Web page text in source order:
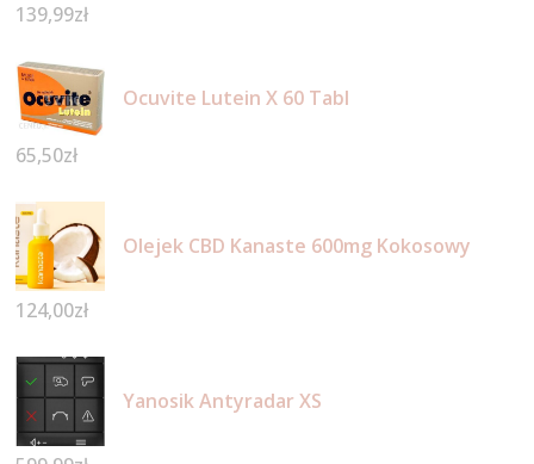
139,99zł
Ocuvite Lutein X 60 Tabl
65,50zł
Olejek CBD Kanaste 600mg Kokosowy
124,00zł
Yanosik Antyradar XS